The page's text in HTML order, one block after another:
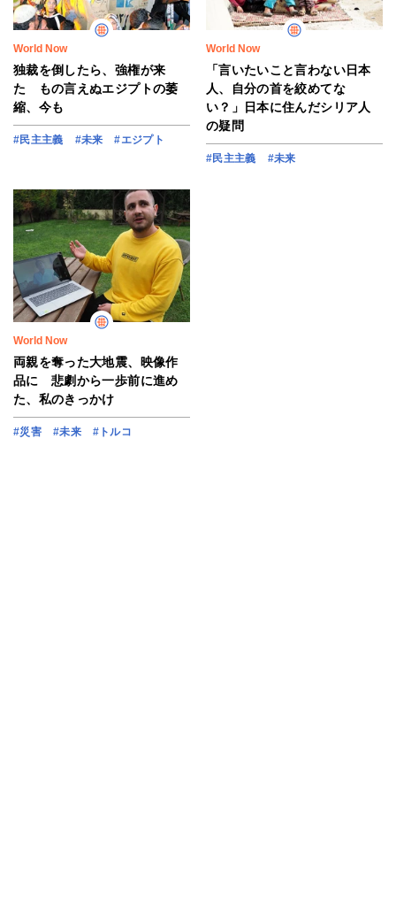
World Now
独裁を倒したら、強権が来
た もの言えぬエジプトの萎
縮、今も
#民主主義 #未来 #エジプト
World Now
「言いたいこと言わない日本
人、自分の首を絞めてな
い？」日本に住んだシリア人
の疑問
#民主主義 #未来
World Now
両親を奪った大地震、映像作
品に 悲劇から一歩前に進め
た、私のきっかけ
#災害 #未来 #トルコ